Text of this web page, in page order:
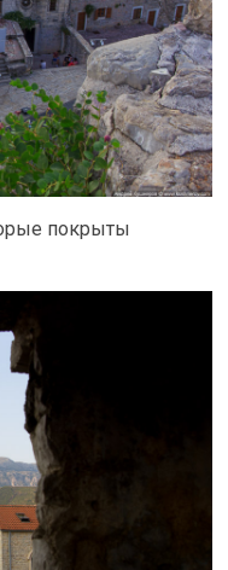
покрыты